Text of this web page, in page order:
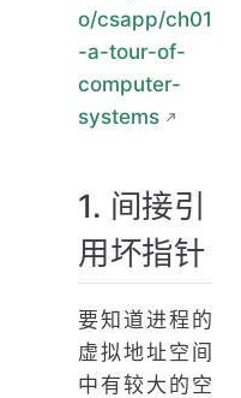
o/csapp/ch01
-a-tour-of-
computer-
systems
1. 间接引
用坏指针
要知道进程的
虚拟地址空间
中有较大的空